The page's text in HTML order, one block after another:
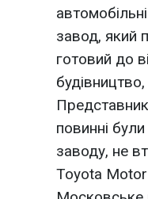
завод, який
готовий до
повинні
заводу, не
Toyota Motor